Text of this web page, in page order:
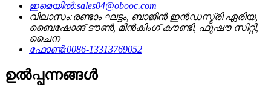
ഇമെയിൽ:sales04@obooc.com
വിലാസം:രണ്ടാം ഘട്ടം, ബാജിൻ ഇൻഡസ്ട്രി ഏരിയ,
ബൈഷോങ് ടൗൺ, മിൻകിംഗ് കൗണ്ടി, ഫുഷൗ സിറ്റി,
ചൈന
ഫോൺ:0086-13313769052
ഉൽപ്പന്നങ്ങൾ